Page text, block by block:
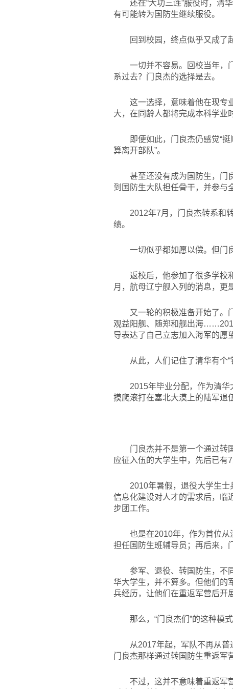
还在“大功三连”服役时，清
有可能转为国防生继续服役。
回到校园，终点似乎又成了
一切并不容易。回校当年，
系过去？门良杰的选择是去。
这一选择，意味着他在现专
大，在同龄人都将完成本科学业
即便如此，门良杰仍感觉“
算离开部队”。
甚至还没有成为国防生，门
到国防生大队担任骨干，并参与
2012年7月，门良杰转系和
绩。
一切似乎都如愿以偿。但门
返校后，他参加了很多学校
月，航母辽宁舰入列的消息，更
又一轮的积极准备开始了。
观益阳舰、随郑和舰出海
导表达了自己立志加入海军的愿
从此，人们记住了清华有个“
2015年毕业分配，作为清
摸爬滚打在塞北大漠上的陆军退
门良杰并不是第一个通过转
应征入伍的大学生中，先后已有
2010年暑假，退役大学生士
信息化建设对人才的需求后，临
步团工作。
也是在2010年，作为首位
担任国防生班辅导员；再后来，
参军、退役、转国防生，不
华大学生，并不算多。但他们的
兵经历，让他们在重返军营后开
那么，“门良杰们”的这种模
从2017年起，军队不再从
门良杰那样通过转国防生重返军
不过，这并不意味着重返军